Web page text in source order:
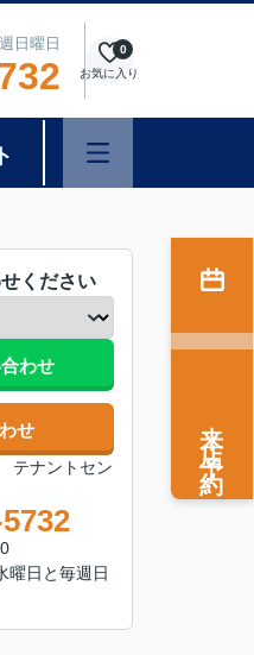
日曜日
お気に入り
0
ください
わせ
せ
テナントセン
曜日と毎週日
来店予約